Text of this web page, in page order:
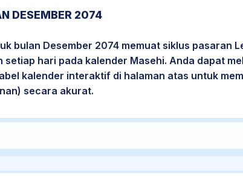
DESEMBER 2074
bulan Desember 2074 memuat siklus pasaran
setiap hari pada kalender Masehi. Anda dapat
kalender interaktif di halaman atas untuk
secara akurat.